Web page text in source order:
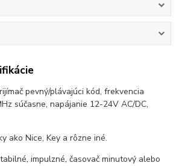
pevný/plávajúci kód, frekvencia
súčasne, napájanie 12-24V AC/DC,
ako Nice, Key a rôzne iné.
impulzné, časovač minutový alebo